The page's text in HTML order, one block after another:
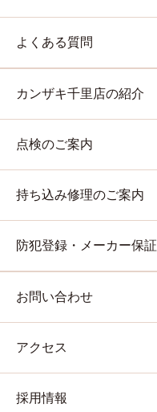
よくある質問
カンザキ千里店の紹介
点検のご案内
持ち込み修理のご案内
防犯登録・メーカー保証
お問い合わせ
アクセス
採用情報